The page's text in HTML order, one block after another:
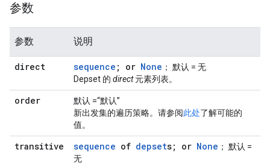
参数
参数 说明
direct sequence ; or None ； 默认 = 无
Depset 的 direct元素列表。
order
默认 =“默认”
新出发集的遍历策略。请参阅此处了解可能的
值。
transitive sequence of depsets; or None ； 默认 =
无